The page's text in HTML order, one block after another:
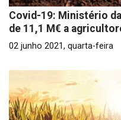
Covid-19: Ministério
de 11,1 M€ a
02 junho 2021, quarta-feira